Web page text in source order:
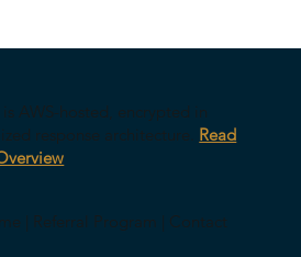
AWS-hosted, encrypted in
response architecture. Read
Referral Program Contact